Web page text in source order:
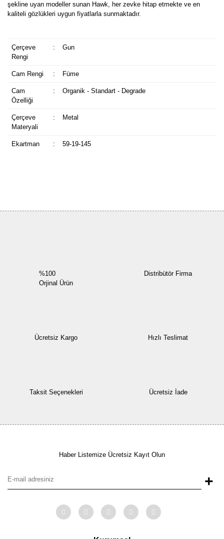
şekline uyan modeller sunan Hawk, her zevke hitap etmekte ve en
kaliteli gözlükleri uygun fiyatlarla sunmaktadır.
Çerçeve
Rengi
: Gun
Cam Rengi : Füme
Cam
Özelliği
: Organik - Standart - Degrade
Çerçeve
Materyali
: Metal
Ekartman : 59-19-145
%100
Orjinal Ürün
Distribütör Firma
Ücretsiz Kargo Hızlı Teslimat
Taksit Seçenekleri Ücretsiz İade
Haber Listemize Ücretsiz Kayıt Olun
+